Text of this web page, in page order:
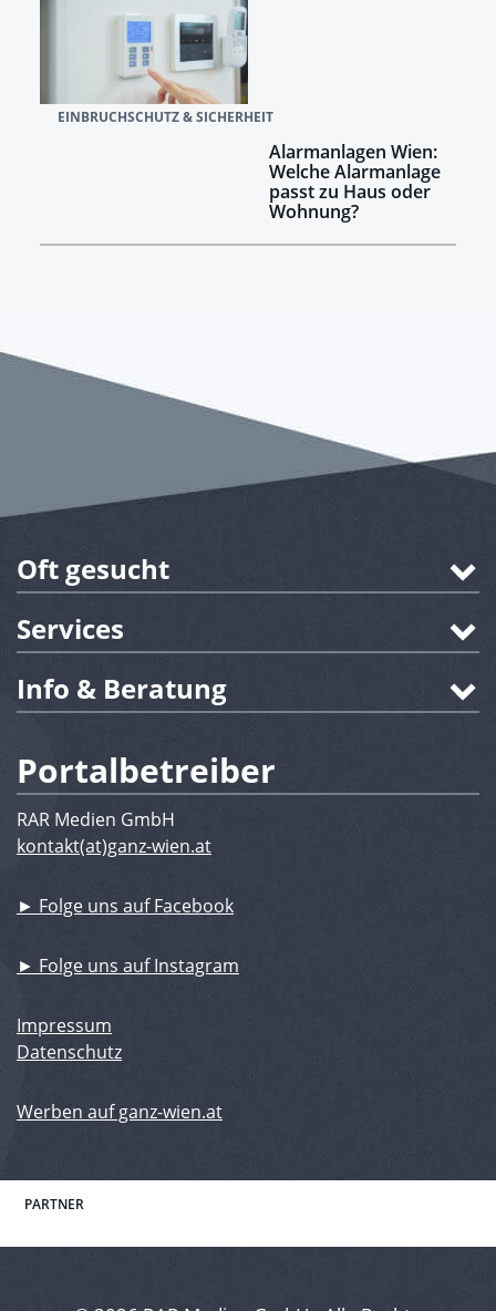
EINBRUCHSCHUTZ & SICHERHEIT
Alarmanlagen Wien:
Welche Alarmanlage
passt zu Haus oder
Wohnung?
Oft gesucht
Services
Info & Beratung
Portalbetreiber
RAR Medien GmbH
kontakt(at)ganz-wien.at
► Folge uns auf Facebook
► Folge uns auf Instagram
Impressum
Datenschutz
Werben auf ganz-wien.at
PARTNER